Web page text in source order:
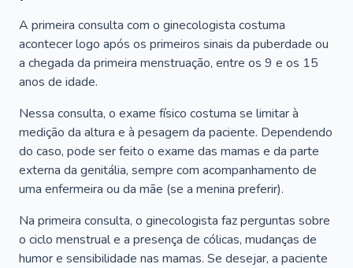
A primeira consulta com o ginecologista costuma
acontecer logo após os primeiros sinais da puberdade ou
a chegada da primeira menstruação, entre os 9 e os 15
anos de idade.
Nessa consulta, o exame físico costuma se limitar à
medição da altura e à pesagem da paciente. Dependendo
do caso, pode ser feito o exame das mamas e da parte
externa da genitália, sempre com acompanhamento de
uma enfermeira ou da mãe (se a menina preferir).
Na primeira consulta, o ginecologista faz perguntas sobre
o ciclo menstrual e a presença de cólicas, mudanças de
humor e sensibilidade nas mamas. Se desejar, a paciente